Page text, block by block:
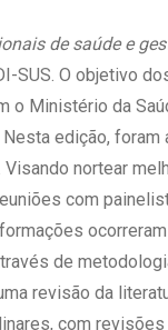
Social
Digital Moinhos
de saúde e
SUS. O objetivo
Ministério da
edição,
nortear
com
de
revisão da
com